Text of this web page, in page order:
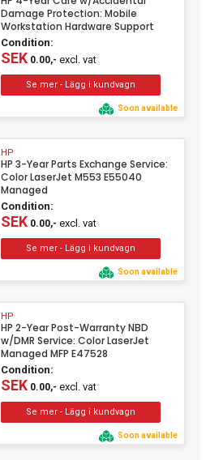
Damage Protection: Mobile
Workstation Hardware Support
Condition:
SEK0.00,- excl. vat
Soon available
HP
HP 3-Year Parts Exchange Service:
Color LaserJet M553 E55040
Managed
Condition:
SEK0.00,- excl. vat
Soon available
HP
HP 2-Year Post-Warranty NBD
w/DMR Service: Color LaserJet
Managed MFP E47528
Condition:
SEK0.00,- excl. vat
Soon available